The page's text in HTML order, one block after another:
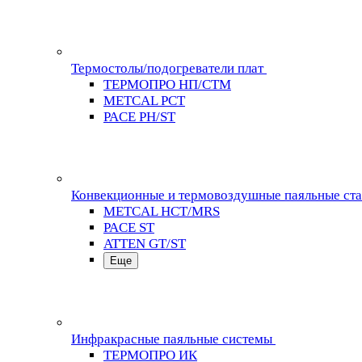
Термостолы/подогреватели плат
ТЕРМОПРО НП/СТМ
METCAL PCT
PACE PH/ST
Конвекционные и термовоздушные паяльные
METCAL HCT/MRS
PACE ST
ATTEN GT/ST
Еще
Инфракрасные паяльные системы
ТЕРМОПРО ИК